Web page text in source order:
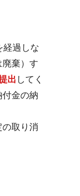
経過しな
棄）す
出 してく
付金の納
取り消